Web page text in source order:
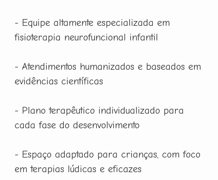
- Equipe altamente especializada em
fisioterapia neurofuncional infantil
- Atendimentos humanizados e baseados em
evidências científicas
- Plano terapêutico individualizado para
cada fase do desenvolvimento
- Espaço adaptado para crianças, com foco
em terapias lúdicas e eficazes